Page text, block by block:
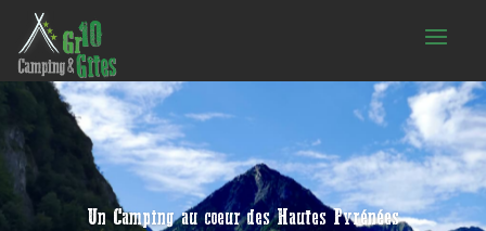
Un Camping au coeur des Hautes Pyrénées